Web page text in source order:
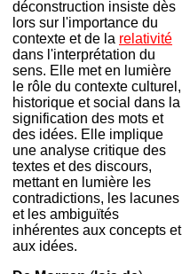
déconstruction insiste dès
lors sur l'importance du
contexte et de la relativité
dans l'interprétation du
sens. Elle met en lumière
le rôle du contexte culturel,
historique et social dans la
signification des mots et
des idées. Elle implique
une analyse critique des
textes et des discours,
mettant en lumière les
contradictions, les lacunes
et les ambiguïtés
inhérentes aux concepts et
aux idées.